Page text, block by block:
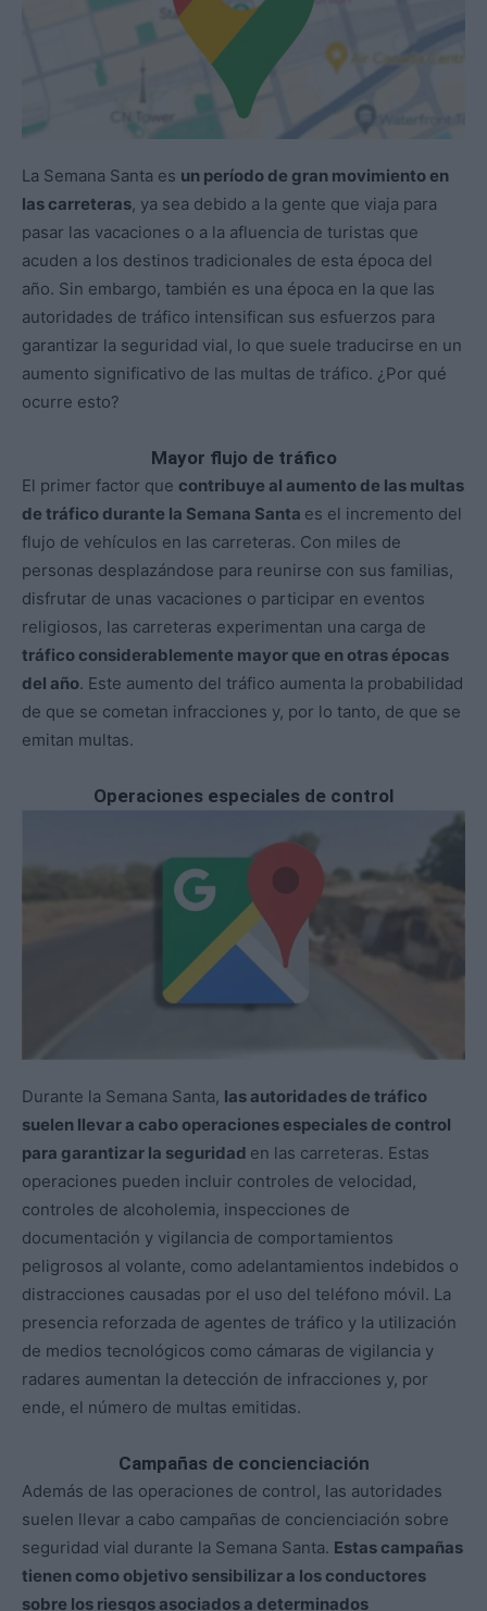
La Semana Santa es un período de gran movimiento en
las carreteras, ya sea debido a la gente que viaja para
pasar las vacaciones o a la afluencia de turistas que
acuden a los destinos tradicionales de esta época del
año. Sin embargo, también es una época en la que las
autoridades de tráfico intensifican sus esfuerzos para
garantizar la seguridad vial, lo que suele traducirse en un
aumento significativo de las multas de tráfico. ¿Por qué
ocurre esto?
Mayor flujo de tráfico
El primer factor que contribuye al aumento de las multas
de tráfico durante la Semana Santa es el incremento del
flujo de vehículos en las carreteras. Con miles de
personas desplazándose para reunirse con sus familias,
disfrutar de unas vacaciones o participar en eventos
religiosos, las carreteras experimentan una carga de
tráfico considerablemente mayor que en otras épocas
del año. Este aumento del tráfico aumenta la probabilidad
de que se cometan infracciones y, por lo tanto, de que se
emitan multas.
Operaciones especiales de control
Durante la Semana Santa, las autoridades de tráfico
suelen llevar a cabo operaciones especiales de control
para garantizar la seguridad en las carreteras. Estas
operaciones pueden incluir controles de velocidad,
controles de alcoholemia, inspecciones de
documentación y vigilancia de comportamientos
peligrosos al volante, como adelantamientos indebidos o
distracciones causadas por el uso del teléfono móvil. La
presencia reforzada de agentes de tráfico y la utilización
de medios tecnológicos como cámaras de vigilancia y
radares aumentan la detección de infracciones y, por
ende, el número de multas emitidas.
Campañas de concienciación
Además de las operaciones de control, las autoridades
suelen llevar a cabo campañas de concienciación sobre
seguridad vial durante la Semana Santa. Estas campañas
tienen como objetivo sensibilizar a los conductores
sobre los riesgos asociados a determinados